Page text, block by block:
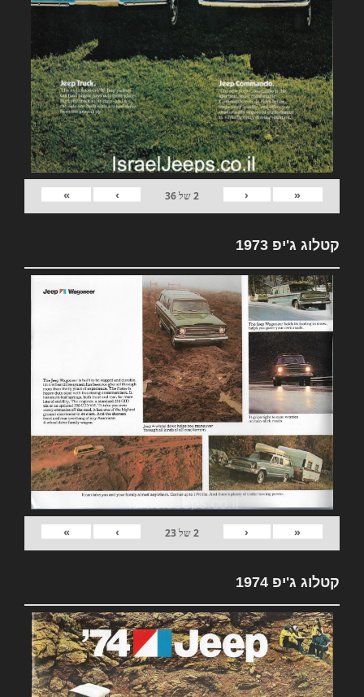
«
‹
2של36
›
»
קטלוג ג'יפ 1973
«
‹
2של23
›
»
קטלוג ג'יפ 1974